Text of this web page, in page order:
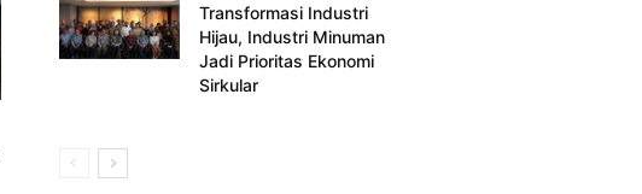
Transformasi Industri
Hijau, Industri Minuman
Jadi Prioritas Ekonomi
Sirkular